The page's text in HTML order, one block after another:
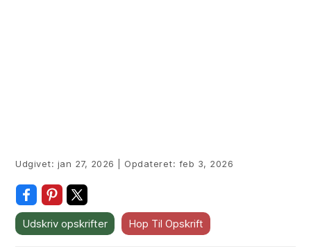
Udgivet: jan 27, 2026 Opdateret: feb 3, 2026
Udskriv opskrifter Hop Til Opskrift